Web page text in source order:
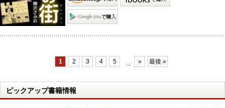
1 2 3 4 5 » 最後 »
ピックアップ書籍情報